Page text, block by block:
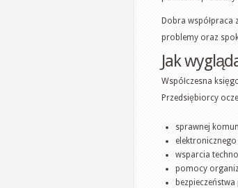
Dobra współpraca
problemy oraz
Jak
Współczesna
Przedsiębiorcy
sprawnej
wsparcia
pomocy